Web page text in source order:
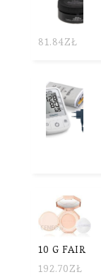
81.84ZŁ
10 G FAIR
192.70ZŁ